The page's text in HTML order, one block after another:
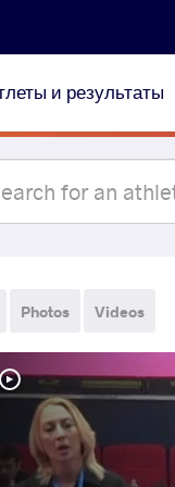
и результаты
Photos Videos